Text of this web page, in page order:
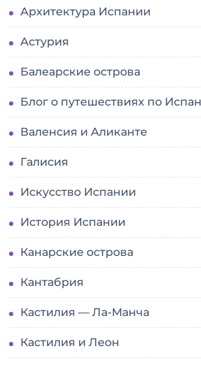
Архитектура Испании
Астурия
Балеарские острова
Блог о путешествиях по
Валенсия и Аликанте
Галисия
Искусство Испании
История Испании
Канарские острова
Кантабрия
Кастилия — Ла-Манча
Кастилия и Леон